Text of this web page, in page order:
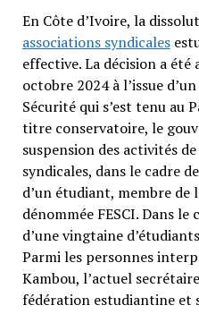
En Côte d’Ivoire, la
associations syndicales
effective. La décision a été
octobre 2024 à l’issue
Sécurité qui s’est tenu au
titre conservatoire, le
suspension des activités
syndicales, dans le cadre
d’un étudiant, membre de
dénommée FESCI. Dans
d’une vingtaine
Parmi les personnes
Kambou, l’actuel
fédération estudiantine et